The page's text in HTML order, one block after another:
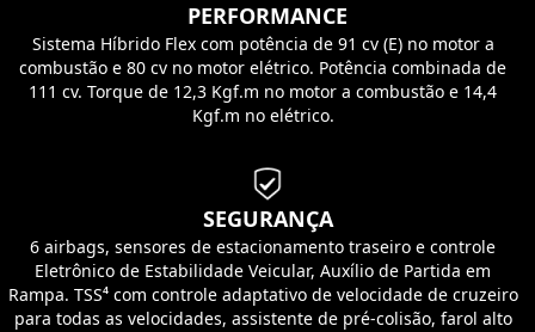
PERFORMANCE
Sistema Híbrido Flex com potência de 91 cv (E) no motor a
combustão e 80 cv no motor elétrico. Potência combinada de
111 cv. Torque de 12,3 Kgf.m no motor a combustão e 14,4
Kgf.m no elétrico.
SEGURANÇA
6 airbags, sensores de estacionamento traseiro e controle
Eletrônico de Estabilidade Veicular, Auxílio de Partida em
Rampa. TSS⁴ com controle adaptativo de velocidade de cruzeiro
para todas as velocidades, assistente de pré-colisão, farol alto